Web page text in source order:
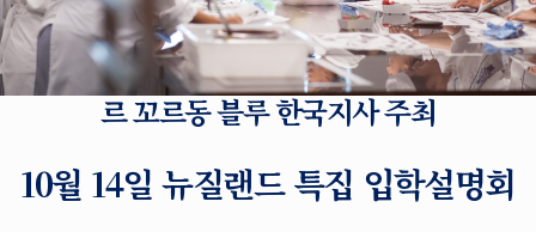
르 꼬르동 블루 한국지사 주최
10월 14일 뉴질랜드 특집 입학설명회